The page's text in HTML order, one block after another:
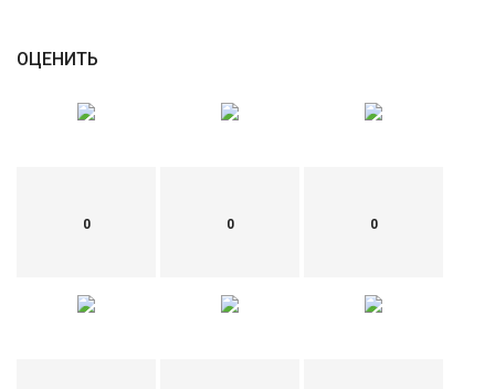
ОЦЕНИТЬ
0 0 0